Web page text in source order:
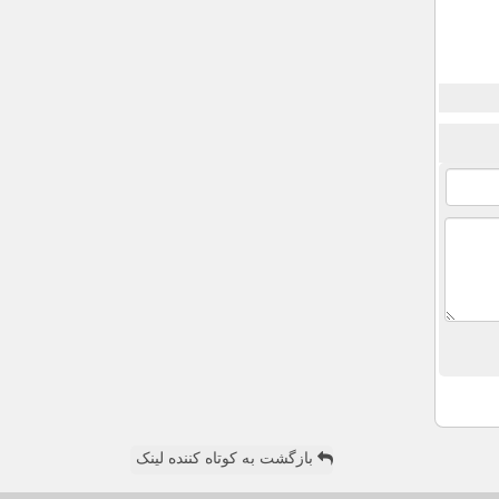
بازگشت به کوتاه کننده لینک